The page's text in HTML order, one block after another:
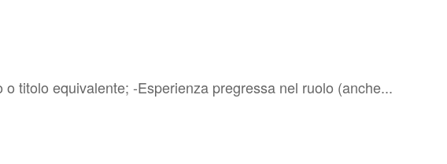
titolo equivalente; -Esperienza pregressa nel ruolo (anche...